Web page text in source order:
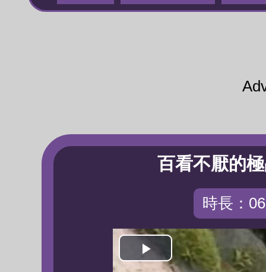
百看不厭的
時長：
Play